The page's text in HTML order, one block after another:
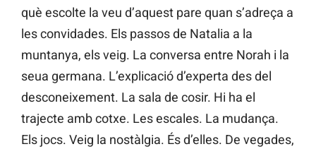
què escolte la veu d’aquest pare quan s’adreça a
les convidades. Els passos de Natalia a la
muntanya, els veig. La conversa entre Norah i la
seua germana. L’explicació d’experta des del
desconeixement. La sala de cosir. Hi ha el
trajecte amb cotxe. Les escales. La mudança.
Els jocs. Veig la nostàlgia. És d’elles. De vegades,